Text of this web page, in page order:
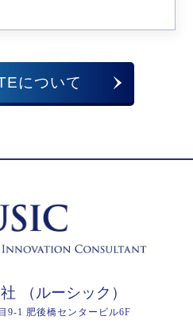
について
（ルーシック）
9-1 肥後橋センタービル6F